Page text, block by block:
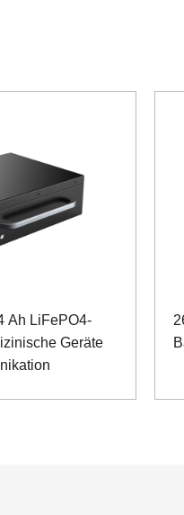
Ah LiFePO4-
Geräte